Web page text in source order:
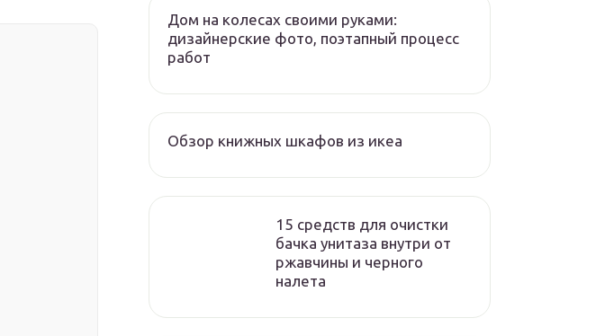
Дом на колесах своими руками:
дизайнерские фото, поэтапный процесс
работ
Обзор книжных шкафов из икеа
15 средств для очистки
бачка унитаза внутри от
ржавчины и черного
налета